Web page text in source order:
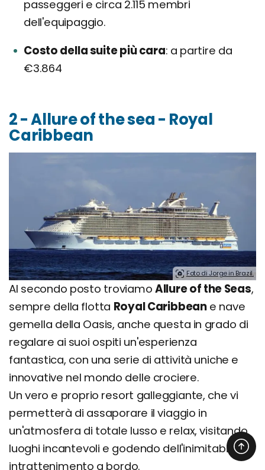
passeggeri e circa 2.115 membri
dell'equipaggio.
Costo della suite più cara a partire da
€3.864
2 - Allure of the sea - Royal
Caribbean
Foto di Jorge in Brazil.
Al secondo posto troviamo Allure of the Seas,
sempre della flotta Royal Caribbean e nave
gemella della Oasis, anche questa in grado di
regalare ai suoi ospiti un'esperienza
fantastica, con una serie di attività uniche e
innovative nel mondo delle crociere.
Un vero e proprio resort galleggiante, che vi
permetterà di assaporare il viaggio in
un'atmosfera di totale lusso e relax, visitando
luoghi incantevoli e godendo dell'inimitabile
intrattenimento a bordo.